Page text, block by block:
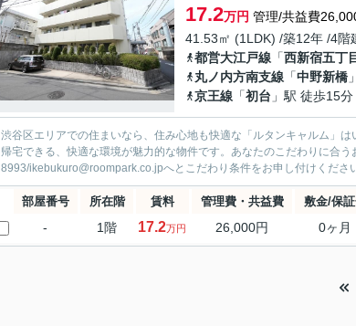
17.2万円 管理/共益費
41.53㎡ (1LDK) /築12年 /4階
都営大江戸線 「西新宿五丁
丸ノ内方南支線 「中野新橋
京王線 「初台 」駅 徒歩15分
渋谷区エリアでの住まいなら、住み心地も快適な「ルタンキャルム」
帰宅できる、快適な環境が魅力的な物件です。あなたのこだわりに合
8993/ikebukuro@roompark.co.jpへとこだわり条件をお申し付けくださ
部屋番号 所在階 賃料 管理費・共益費 敷金/保
- 1階 17.2万円 26,000円 0ヶ月